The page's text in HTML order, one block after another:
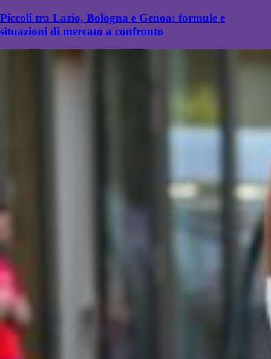
Piccoli tra Lazio, Bologna e Genoa: formule e
situazioni di mercato a confronto